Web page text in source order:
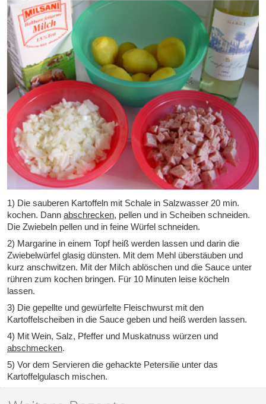
1) Die sauberen Kartoffeln mit Schale in Salzwasser 20 min.
kochen. Dann abschrecken, pellen und in Scheiben schneiden.
Die Zwiebeln pellen und in feine Würfel schneiden.
2) Margarine in einem Topf heiß werden lassen und darin die
Zwiebelwürfel glasig dünsten. Mit dem Mehl überstäuben und
kurz anschwitzen. Mit der Milch ablöschen und die Sauce unter
rühren zum kochen bringen. Für 10 Minuten leise köcheln
lassen.
3) Die gepellte und gewürfelte Fleischwurst mit den
Kartoffelscheiben in die Sauce geben und heiß werden lassen.
4) Mit Wein, Salz, Pfeffer und Muskatnuss würzen und
abschmecken.
5) Vor dem Servieren die gehackte Petersilie unter das
Kartoffelgulasch mischen.